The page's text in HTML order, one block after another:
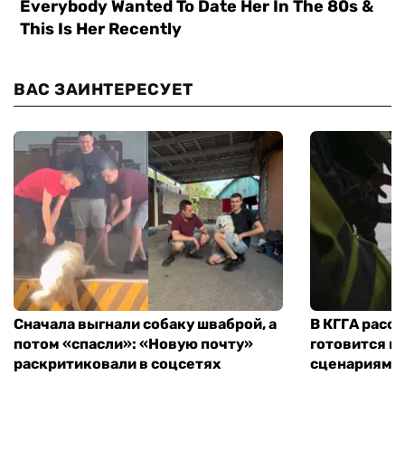
ВАС ЗАИНТЕРЕСУЕТ
Сначала выгнали собаку шваброй, а
потом «спасли»: «Новую почту»
раскритиковали в соцсетях
В КГГА
готовится
сценариям